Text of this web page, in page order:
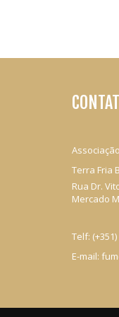
Terra Fria
Rua Dr.
Mercado
Telf:
E-mail: